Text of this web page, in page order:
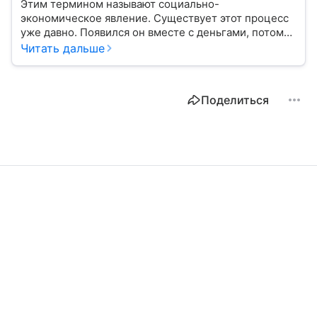
Этим термином называют социально-
экономическое явление. Существует этот процесс
уже давно. Появился он вместе с деньгами, потому
что эти составляющие неразрывно связаны друг с
Читать дальше
Поделиться